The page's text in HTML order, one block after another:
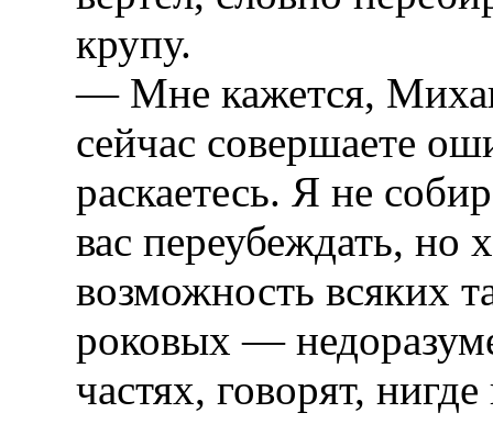
крупу.
— Мне кажется,
сейчас совершаете
раскаетесь. Я не
вас переубеждать, но
возможность всяких
роковых —
частях, говорят,